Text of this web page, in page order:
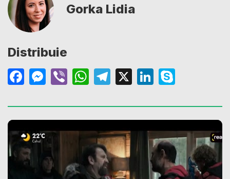
Gorka Lidia
Distribuie
Facebook
Messenger
ViberWhatsApp
Telegram
X LinkedIn